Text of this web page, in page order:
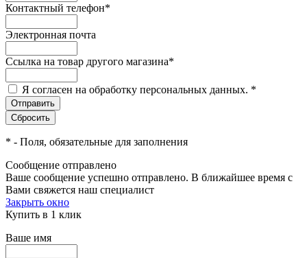
Контактный телефон*
Электронная почта
Ссылка на товар другого магазина*
Я согласен на обработку персональных данных. *
* - Поля, обязательные для заполнения
Сообщение отправлено
Ваше сообщение успешно отправлено. В ближайшее время с
Вами свяжется наш специалист
Закрыть окно
Купить в 1 клик
Ваше имя